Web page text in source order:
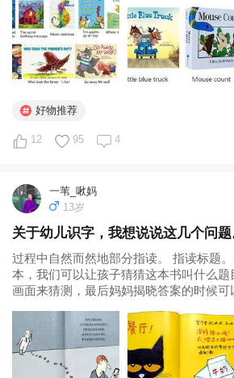
变化等等一些 绘本语言...
好物推荐
12 95 4
一苇_啾妈
13岁
关于幼儿识字，我想说说这几个问题
过程中自然而然地部分指读。 指读标题
本，我们可以让孩子猜猜这本书叫什么
画面来猜测，最后妈妈揭晓答案的时候可
特别关注这几个字，会对这几个字特别
的字以及图画里的...